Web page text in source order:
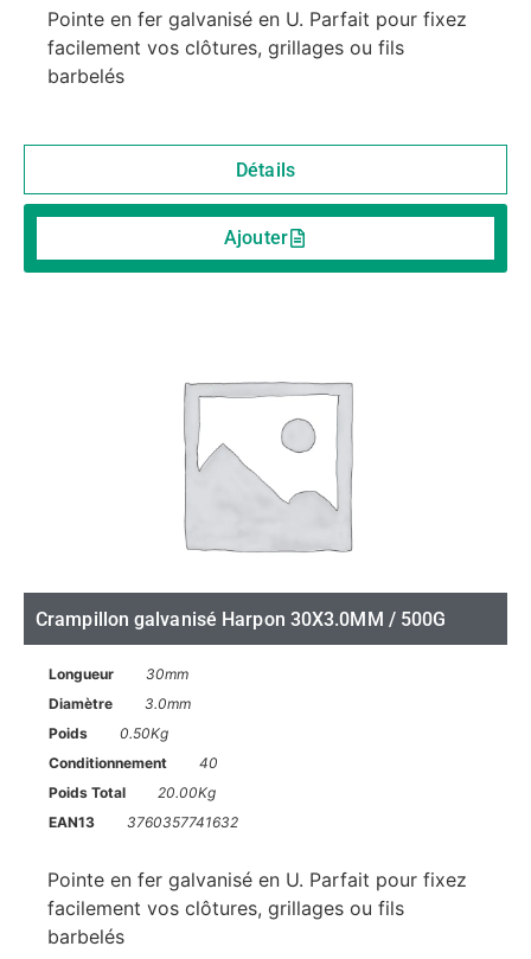
Pointe en fer galvanisé en U. Parfait pour fixez
facilement vos clôtures, grillages ou fils
barbelés
Détails
Ajouter
Crampillon galvanisé Harpon 30X3.0MM / 500G
Longueur
30mm
Diamètre
3.0mm
Poids
0.50Kg
Conditionnement
40
Poids Total
20.00Kg
EAN13
3760357741632
Pointe en fer galvanisé en U. Parfait pour fixez
facilement vos clôtures, grillages ou fils
barbelés